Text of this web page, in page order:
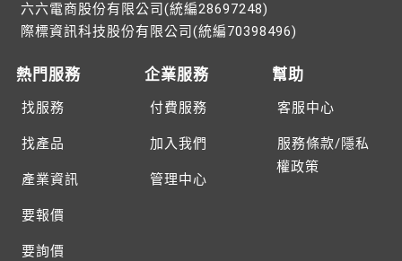
六六電商股份有限公司(統編28697248)
際標資訊科技股份有限公司(統編70398496)
熱門服務
找服務
找產品
產業資訊
要報價
要詢價
企業服務
付費服務
加入我們
管理中心
幫助
客服中心
服務條款/隱私
權政策